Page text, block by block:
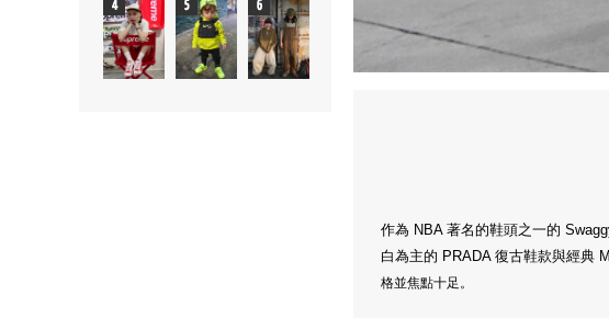
作為 NBA 著名的鞋頭之一的
白為主的 PRADA 復古鞋款與經典
格並焦點十足。